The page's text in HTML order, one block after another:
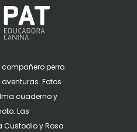
perro.
Fotos
cuaderno y
Las
Custodio y Rosa